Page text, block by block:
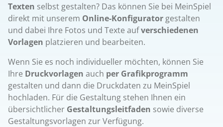
Texten selbst gestalten? Das können Sie bei MeinSpiel
direkt mit unserem Online-Konfigurator gestalten
und dabei Ihre Fotos und Texte aufverschiedenen
Vorlagen platzieren und bearbeiten.
Wenn Sie es noch individueller möchten, können Sie
Ihre Druckvorlagen auch per Grafikprogramm
gestalten und dann die Druckdaten zu MeinSpiel
hochladen. Für die Gestaltung stehen Ihnen ein
übersichtlicher Gestaltungsleitfaden sowie diverse
Gestaltungsvorlagen zur Verfügung.